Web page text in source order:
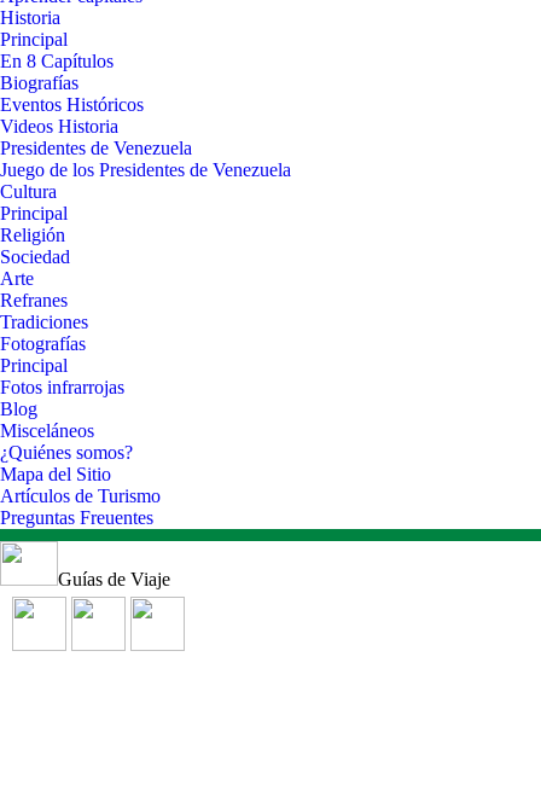
Historia
Principal
En 8 Capítulos
Biografías
Eventos Históricos
Videos Historia
Presidentes de Venezuela
Juego de los Presidentes de Venezuela
Cultura
Principal
Religión
Sociedad
Arte
Refranes
Tradiciones
Fotografías
Principal
Fotos infrarrojas
Blog
Misceláneos
¿Quiénes somos?
Mapa del Sitio
Artículos de Turismo
Preguntas Freuentes
Guías de Viaje